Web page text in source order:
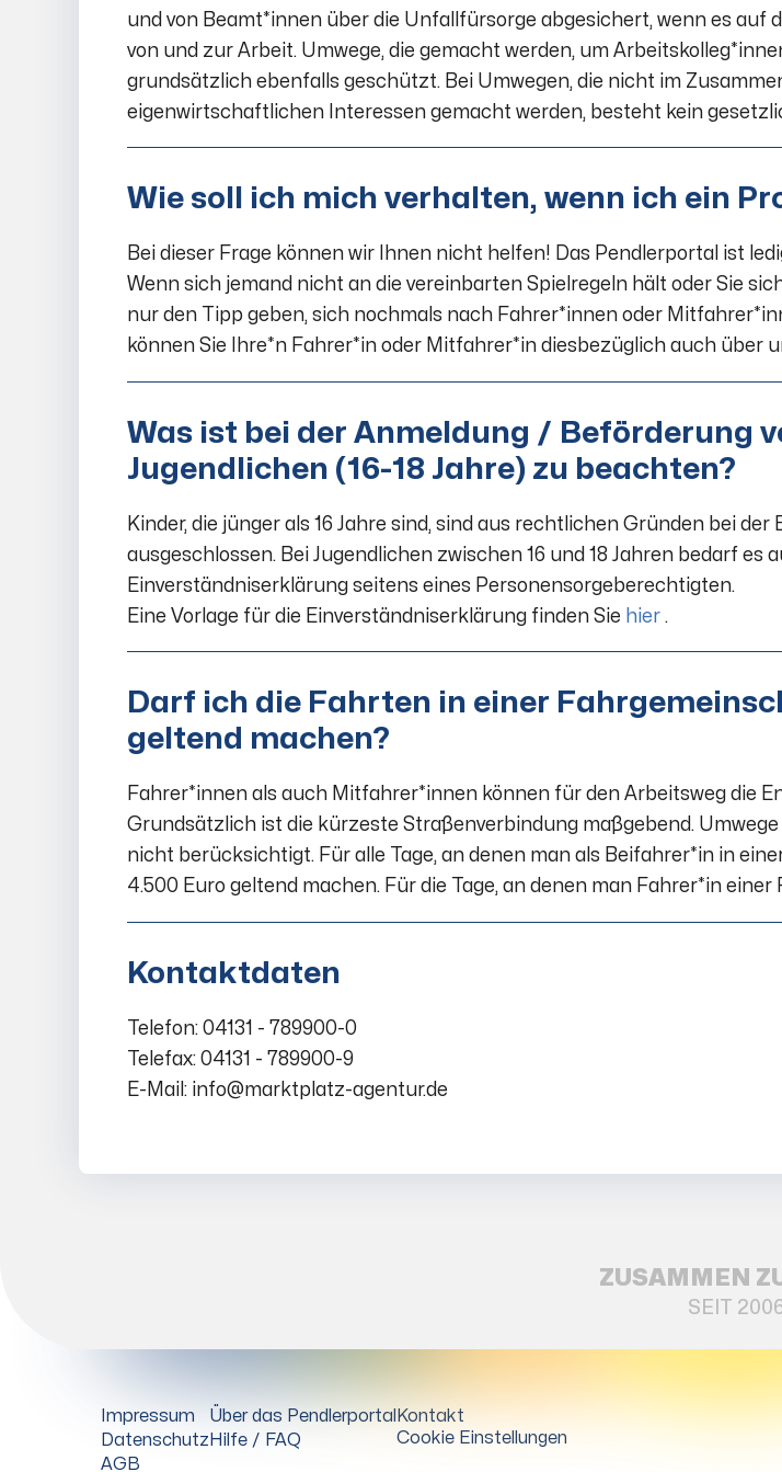
und von Beamt*innen über die Unfallfürsorge abgesichert, wenn es auf
von und zur Arbeit. Umwege, die gemacht werden, um
grundsätzlich ebenfalls geschützt. Bei Umwegen, die nicht im
eigenwirtschaftlichen Interessen gemacht werden, besteht kein
Wie soll ich mich verhalten, wenn ich ein
Bei dieser Frage können wir Ihnen nicht helfen! Das Pendlerportal ist
Wenn sich jemand nicht an die vereinbarten Spielregeln hält oder Sie
nur den Tipp geben, sich nochmals nach Fahrer*innen oder
können Sie Ihre*n Fahrer*in oder Mitfahrer*in diesbezüglich auch über
Was ist bei der Anmeldung / Beförderung
Jugendlichen (16-18 Jahre) zu beachten?
Kinder, die jünger als 16 Jahre sind, sind aus rechtlichen Gründen bei
ausgeschlossen. Bei Jugendlichen zwischen 16 und 18 Jahren bedarf
Einverständniserklärung seitens eines Personensorgeberechtigten.
Eine Vorlage für die Einverständniserklärung finden Sie hier .
Darf ich die Fahrten in einer
geltend machen?
Fahrer*innen als auch Mitfahrer*innen können für den Arbeitsweg die
Grundsätzlich ist die kürzeste Straßenverbindung maßgebend.
nicht berücksichtigt. Für alle Tage, an denen man als Beifahrer*in in
4.500 Euro geltend machen. Für die Tage, an denen man Fahrer*in
Kontaktdaten
Telefon: 04131 - 789900-0
Telefax: 04131 - 789900-9
E-Mail: info@marktplatz-agentur.de
ZUSAMMEN
SEIT
Impressum
Datenschutz
AGB
Über das Pendlerportal
Hilfe / FAQ
Kontakt
Cookie Einstellungen